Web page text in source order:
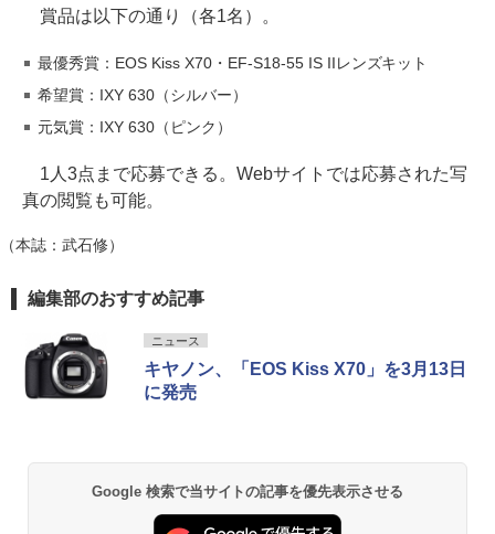
賞品は以下の通り（各1名）。
最優秀賞：EOS Kiss X70・EF-S18-55 IS IIレンズキット
希望賞：IXY 630（シルバー）
元気賞：IXY 630（ピンク）
1人3点まで応募できる。Webサイトでは応募された写
真の閲覧も可能。
（本誌：武石修）
編集部のおすすめ記事
ニュース
キヤノン、「EOS Kiss X70」を3月13日
に発売
Google 検索で当サイトの記事を優先表示させる